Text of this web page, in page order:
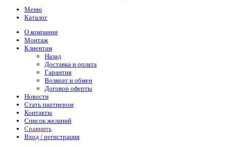
Меню
Каталог
О компании
Монтаж
Клиентам
Назад
Доставка и оплата
Гарантия
Возврат и обмен
Договор оферты
Новости
Стать партнером
Контакты
Список желаний
Сравнить
Вход / регистрация